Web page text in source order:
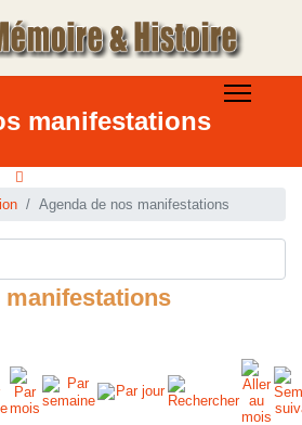
manifestations
Agenda de nos manifestations
manifestations